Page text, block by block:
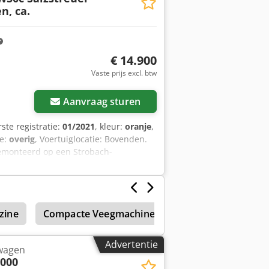
ca.
€ 14.900
Vaste prijs excl. btw
Aanvraag sturen
registratie: 01/2021, kleur: oranje,
overig, Voertuiglocatie: Bovenden.
op een Strobach-
VERSTREKT ZONDER
Compacte Veegmachine
Advertentie